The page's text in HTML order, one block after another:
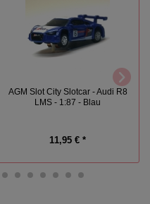
AGM Slot City Slotcar - Audi R8
LMS - 1:87 - Blau
11,95 € *